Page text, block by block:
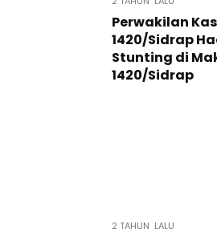
Perwakilan
1420/Sidrap
Stunting di
1420/Sidrap
2 TAHUN LALU